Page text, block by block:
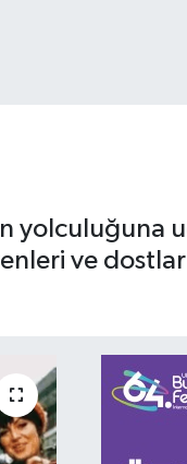
yolculuğuna
ve